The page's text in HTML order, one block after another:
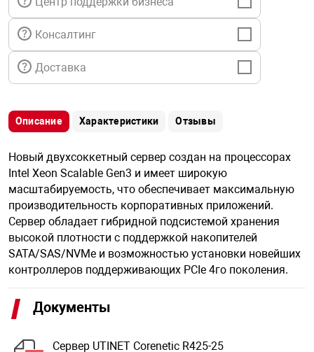
техника
автомобили
техника
средства охраны
ключи
сигнализации
Консалтинг
Доставка
Описание Характеристики Отзывы
Новый двухсоккетный сервер создан на процессорах
Intel Xeon Scalable Gen3 и имеет широкую
масштабируемость, что обеспечивает максимальную
производительность корпоративных приложений.
Сервер обладает гибридной подсистемой хранения
высокой плотности с поддержкой накопителей
SATA/SAS/NVMe и возможностью установки новейших
контроллеров поддерживающих PCIe 4го поколения.
Документы
Сервер UTINET Corenetic R425-25